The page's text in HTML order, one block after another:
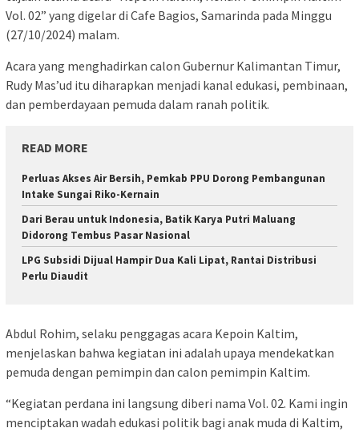
Vol. 02” yang digelar di Cafe Bagios, Samarinda pada Minggu
(27/10/2024) malam.
Acara yang menghadirkan calon Gubernur Kalimantan Timur,
Rudy Mas’ud itu diharapkan menjadi kanal edukasi, pembinaan,
dan pemberdayaan pemuda dalam ranah politik.
READ MORE
Perluas Akses Air Bersih, Pemkab PPU Dorong Pembangunan
Intake Sungai Riko-Kernain
Dari Berau untuk Indonesia, Batik Karya Putri Maluang
Didorong Tembus Pasar Nasional
LPG Subsidi Dijual Hampir Dua Kali Lipat, Rantai Distribusi
Perlu Diaudit
Abdul Rohim, selaku penggagas acara Kepoin Kaltim,
menjelaskan bahwa kegiatan ini adalah upaya mendekatkan
pemuda dengan pemimpin dan calon pemimpin Kaltim.
“Kegiatan perdana ini langsung diberi nama Vol. 02. Kami ingin
menciptakan wadah edukasi politik bagi anak muda di Kaltim,